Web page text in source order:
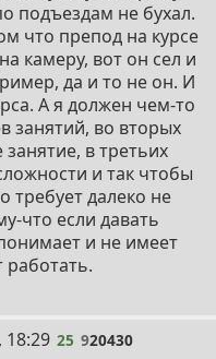
подъездам не бухал.
что препод на курсе
камеру, вот он сел и
да и то не он. И
А я должен чем-то
занятий, во вторых
в третьих
и так чтобы
требует далеко не
что если давать
и не имеет
работать.
18:29 25 920430